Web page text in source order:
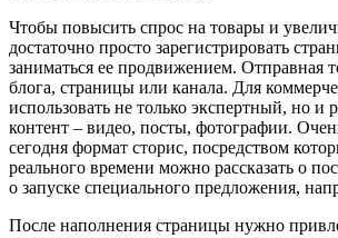
Чтобы повысить спрос на товары и
достаточно просто зарегистрировать
заниматься ее продвижением. Отправная
блога, страницы или канала. Для
использовать не только экспертный, но и
контент – видео, посты, фотографии.
сегодня формат сторис, посредством
реального времени можно рассказать о
о запуске специального предложения,
После наполнения страницы нужно